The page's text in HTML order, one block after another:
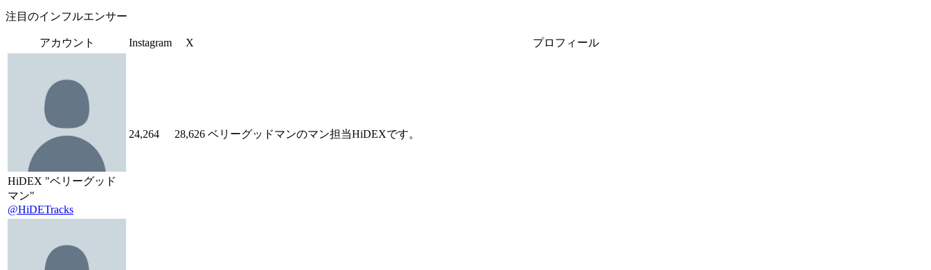
注目のインフルエンサー
アカウント Instagram X プロフィール
HiDEX "ベリーグッド
マン"
@HiDETracks
24,264 28,626 ベリーグッドマンのマン担当HiDEXです。